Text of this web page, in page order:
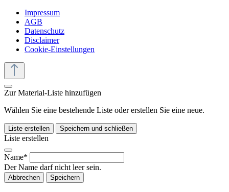
Impressum
AGB
Datenschutz
Disclaimer
Cookie-Einstellungen
Zur Material-Liste hinzufügen
Wählen Sie eine bestehende Liste oder erstellen Sie eine neue.
Liste erstellen Speichern und schließen
Liste erstellen
Name*
Der Name darf nicht leer sein.
Abbrechen Speichern